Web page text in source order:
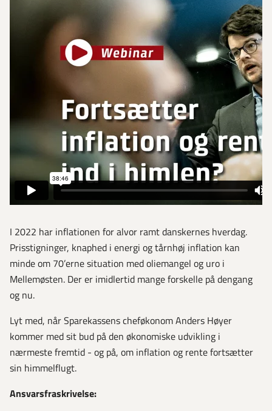
I 2022 har inflationen for alvor ramt danskernes hverdag.
Prisstigninger, knaphed i energi og tårnhøj inflation kan
minde om 70’erne situation med oliemangel og uro i
Mellemøsten. Der er imidlertid mange forskelle på dengang
og nu.
Lyt med, når Sparekassens cheføkonom Anders Høyer
kommer med sit bud på den økonomiske udvikling i
nærmeste fremtid - og på, om inflation og rente fortsætter
sin himmelflugt.
Ansvarsfraskrivelse: